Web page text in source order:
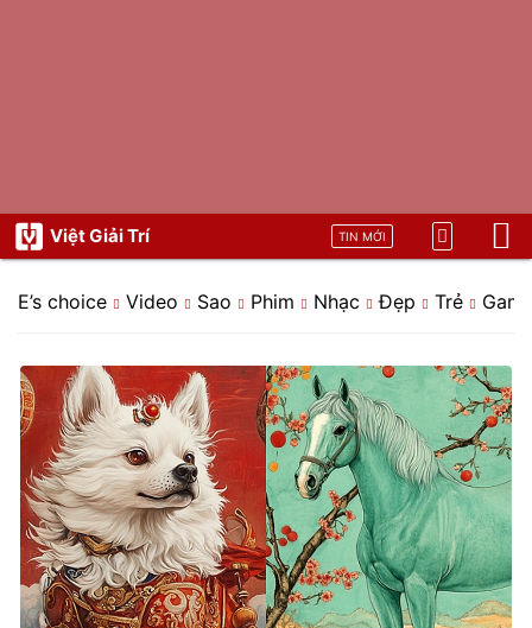
Việt Giải Trí TIN MỚI
E’s choice Video Sao Phim Nhạc Đẹp Trẻ